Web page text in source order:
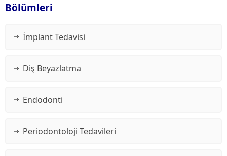
Bölümleri
İmplant Tedavisi
Diş Beyazlatma
Endodonti
Periodontoloji Tedavileri